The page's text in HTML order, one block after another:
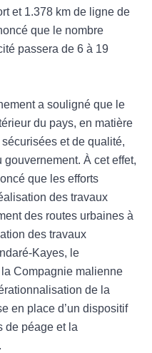
et 1.378 km de ligne de
que le nombre
passera de 6 à 19
a souligné que le
du pays, en matière
sécurisées et de qualité,
À cet effet,
que les efforts
des travaux
des routes urbaines à
des travaux
Kayes, le
Compagnie malienne
de la
e en place d’un dispositif
de péage et la